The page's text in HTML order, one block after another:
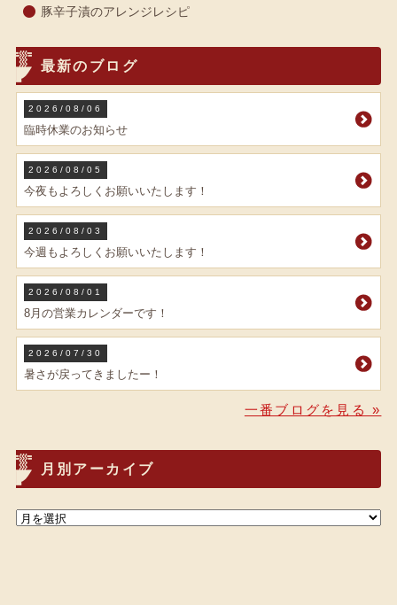
豚辛子漬のアレンジレシピ
最新のブログ
2026/08/06
臨時休業のお知らせ
2026/08/05
今夜もよろしくお願いいたします！
2026/08/03
今週もよろしくお願いいたします！
2026/08/01
8月の営業カレンダーです！
2026/07/30
暑さが戻ってきましたー！
一番ブログを見る »
月別アーカイブ